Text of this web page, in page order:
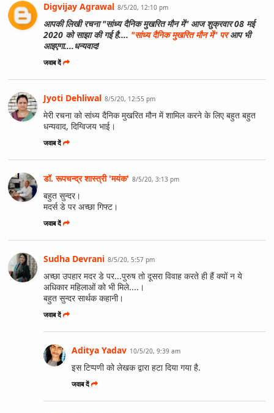
Digvijay Agrawal 8/5/20, 12:10 pm
आपकी लिखी रचना "सांध्य दैनिक मुखरित मौन में" आज शुक्रवार 08 मई
2020 को साझा की गई है.... "सांध्य दैनिक मुखरित मौन में" परआप भी
आइएगा....धन्यवाद!
जवाब दें
Jyoti Dehliwal 8/5/20, 12:55 pm
मेरी रचना को सांध्य दैनिक मुखरित मौन में शामिल करने के लिए बहुत बहुत
धन्यवाद, दिग्विजय भाई।
जवाब दें
डॉ. रूपचन्द्र शास्त्री 'मयंक' 8/5/20, 3:13 pm
बहुत सुन्दर।
मदर्स डे पर अच्छा गिफ्ट।
जवाब दें
Sudha Devrani 8/5/20, 5:57 pm
अच्छा उपहार मदर डे पर...पुरुष तो दूसरा विवाह करते ही हैं क्यों न ये
अधिकार महिलाओं को भी मिले....।
बहुत सुन्दर सार्थक कहानी।
जवाब दें
Aditya Yadav 10/5/20, 9:39 am
इस टिप्पणी को लेखक द्वारा हटा दिया गया है.
जवाब दें